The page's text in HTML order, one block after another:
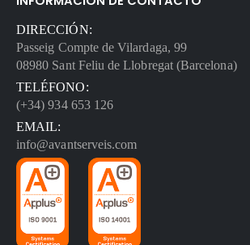
DIRECCIÓN:
Passeig Compte de Vilardaga, 99
08980 Sant Feliu de Llobregat (Barcelona)
TELÉFONO:
(+34) 934 653 126
EMAIL:
info@avantserveis.com